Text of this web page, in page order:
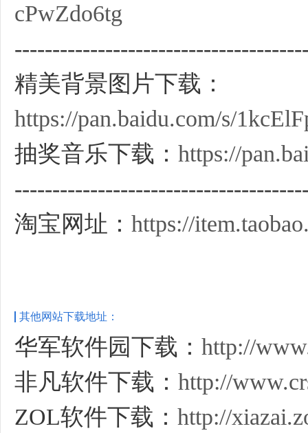
cPwZdo6tg
精美背景图片下载：
https://pan.baidu.com/s/
抽奖音乐下载： https://
淘宝网址： https://
其他网站下载地址：
华军软件园下载： http://
非凡软件下载： http://
ZOL软件下载： http://